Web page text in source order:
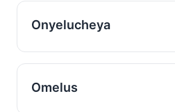
Onyelucheya
Omelus